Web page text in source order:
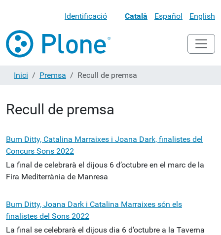
Identificació Català Español English
Inici Premsa Recull de premsa
Recull de premsa
Bum Ditty, Catalina Marraixes i Joana Dark, finalistes del
Concurs Sons 2022
La final de celebrarà el dijous 6 d’octubre en el marc de la
Fira Mediterrània de Manresa
Bum Ditty, Joana Dark i Catalina Marraixes són els
finalistes del Sons 2022
La final se celebrarà el dijous dia 6 d’octubre a la Taverna